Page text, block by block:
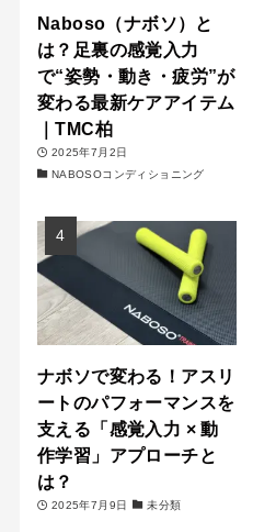
Naboso（ナボソ）と
は？足裏の感覚入力
で“姿勢・動き・疲労”が
変わる最新ケアアイテム
｜TMC柏
2025年7月2日
NABOSOコンディショニング
ナボソで変わる！アスリ
ートのパフォーマンスを
支える「感覚入力 × 動
作学習」アプローチと
は？
2025年7月9日 未分類